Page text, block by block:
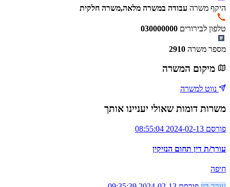
היקף משרה עבודה במשרה מלאה,משרה חלקית
טלפון לבירורים 030000000
מספר משרה 2910
מיקום המשרה
נווט למשרה
משרות דומות שאולי יעניינו אותך
פורסם 2024-02-13 08:55:04
עורך/ת דין תחום הנזיקין
חיפה